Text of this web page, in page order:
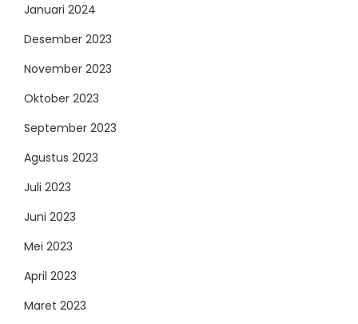
Januari 2024
Desember 2023
November 2023
Oktober 2023
September 2023
Agustus 2023
Juli 2023
Juni 2023
Mei 2023
April 2023
Maret 2023